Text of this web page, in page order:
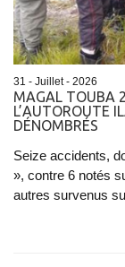
31 - Juillet - 2026
​MAGAL TOUBA
L’AUTOROUTE
DÉNOMBRÉS
Seize accidents,
», contre 6 notés
autres survenus